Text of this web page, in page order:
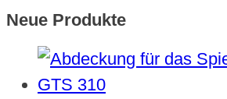
Neue Produkte